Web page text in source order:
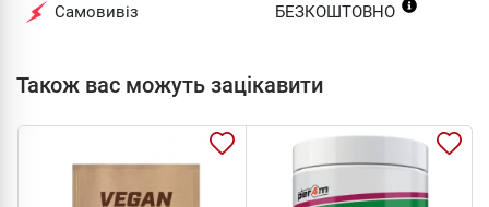
Самовивіз БЕЗКОШТОВНО
Також вас можуть зацікавити